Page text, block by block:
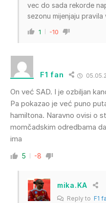
vec do sada rekorde
sezonu mijenjaju pravila
1 -10
F1 fan
On već SAD. I je ozbiljan
Pa pokazao je već puno
hamiltona. Naravno ovisi o
momčadskim odredbama
ima
5 -8
mika.KA
Reply to F1